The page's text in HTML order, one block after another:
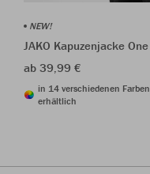
NEW!
JAKO Kapuzenjacke One
ab 39,99 €
in 14 verschiedenen Farben
erhältlich